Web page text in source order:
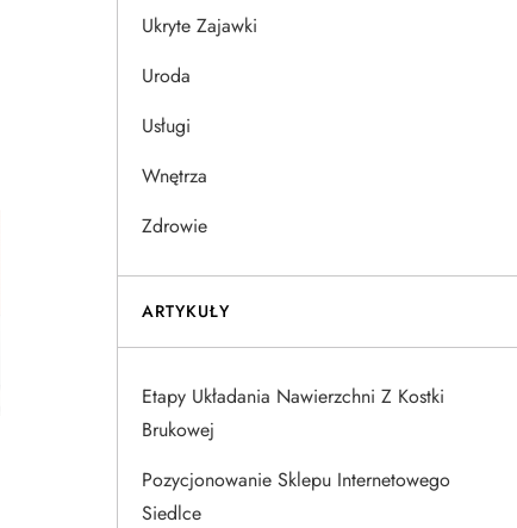
Ukryte Zajawki
Uroda
Usługi
Wnętrza
Zdrowie
ARTYKUŁY
Etapy Układania Nawierzchni Z Kostki
Brukowej
Pozycjonowanie Sklepu Internetowego
Siedlce